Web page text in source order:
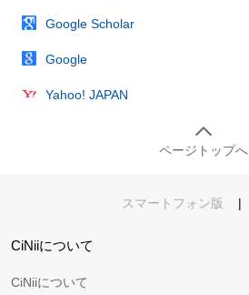
Google Scholar
Google
Yahoo! JAPAN
ページトップへ
スマートフォン版 |
CiNiiについて
CiNiiについて